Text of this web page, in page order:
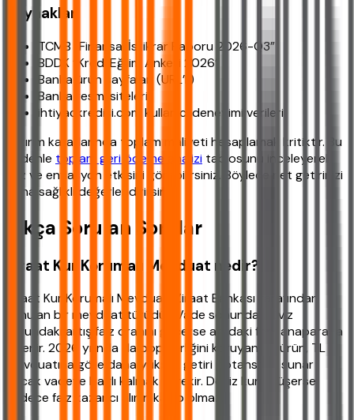
Kaynaklar
TCMB “Finansal İstikrar Raporu 2026-Q3”
BDDK “Kredi Eğilim Anketi 2026”
Banka ürün sayfaları (URL’li)
Banka resmi siteleri
ihtiyackredisi.com kullanıcı deneyimi verileri
Yatırım kararlarında toplam maliyeti hesaplamak kritiktir. Bu
nedenle toplam geri ödeme analizi tablosunu inceleyerek
faiz ve enflasyon etkisini görebilirsiniz. Böylece net getirinizi
daha sağlıklı değerlendirirsiniz.
Sıkça Sorulan Sorular
Ziraat Kur Korumalı Mevduat nedir?
Ziraat Kur Korumalı Mevduat, Ziraat Bankası tarafından
sunulan bir mevduat türüdür. Vade sonunda döviz
kurundaki artış faiz oranını geçerse aradaki fark anaparaya
eklenir. 2026 yılında da popülerliğini koruyan bu ürün, TL
mevduatına göre daha yüksek getiri potansiyeli sunar
ancak vadeye bağlı kalmak gerekir. Döviz kuru düşerse
sadece faiz kazancı alınır, kayıp olmaz.